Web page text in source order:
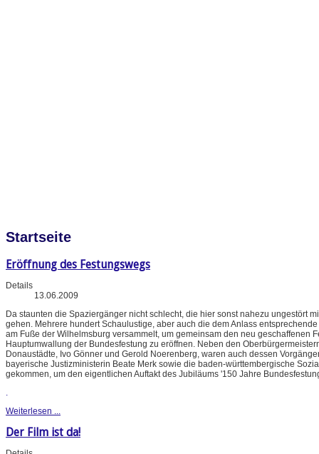
Startseite
Eröffnung des Festungswegs
Details
13.06.2009
Da staunten die Spaziergänger nicht schlecht, die hier sonst nahezu ungestört
gehen. Mehrere hundert Schaulustige, aber auch die dem Anlass
am Fuße der Wilhelmsburg versammelt, um gemeinsam den neu geschaffenen
Hauptumwallung der Bundesfestung zu eröffnen. Neben den
Donaustädte, Ivo Gönner und Gerold Noerenberg, waren auch dessen
bayerische Justizministerin Beate Merk sowie die baden-württembergische
gekommen, um den eigentlichen Auftakt des Jubiläums '150 Jahre
.
Weiterlesen ...
Der Film ist da!